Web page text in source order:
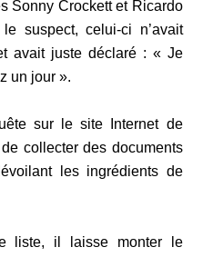
Sonny Crockett et Ricardo
suspect, celui-ci n’avait
avait juste déclaré : « Je
un jour ».
sur le site Internet de
collecter des documents
les ingrédients de
liste, il laisse monter le